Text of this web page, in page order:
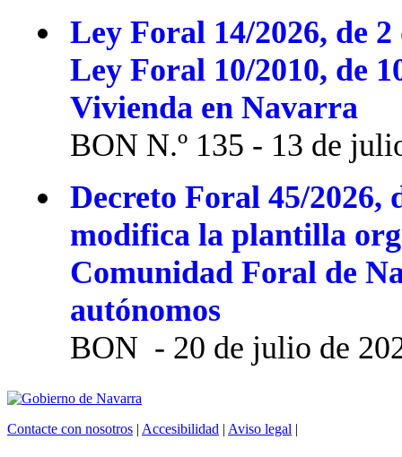
Ley Foral 14/2026, de
Ley Foral 10/2010, de
Vivienda en Navarra
BON N.º 135 - 13 de
Decreto Foral 45/2026,
modifica la plantilla
Comunidad Foral de
autónomos
BON - 20 de julio de
Contacte con nosotros | Accesibilidad | Aviso legal |